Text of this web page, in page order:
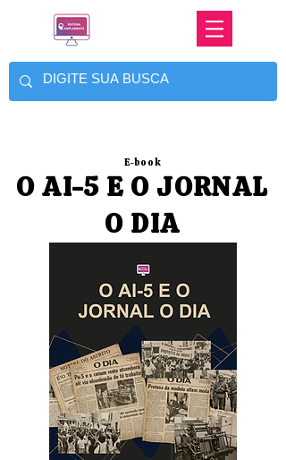
E-book
O AI-5 E O JORNAL
O DIA